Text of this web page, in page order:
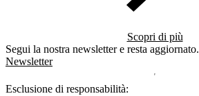
Scopri di più
Segui la nostra newsletter e resta aggiornato.
Newsletter
Esclusione di responsabilità: